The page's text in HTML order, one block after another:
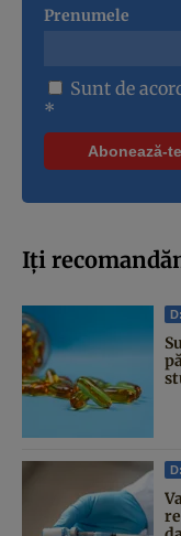
Prenumele
Sunt de
*
Iți